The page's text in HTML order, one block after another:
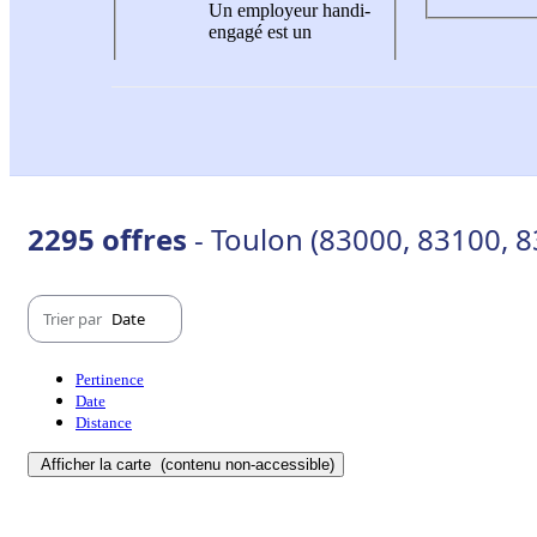
Un employeur handi-
engagé est un
2295 offres - Toulon (83000, 83100,
Trier par Date
Pertinence
Date
Distance
Afficher la carte (contenu non-accessible)